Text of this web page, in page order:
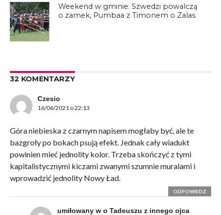
Weekend w gminie. Szwedzi powalczą
o zamek, Pumbaa z Timonem o Zalas
32 KOMENTARZY
Czesio
16/06/2021 o 22:13
Góra niebieska z czarnym napisem mogłaby być, ale te
bazgroły po bokach psują efekt. Jednak cały wiadukt
powinien mieć jednolity kolor. Trzeba skończyć z tymi
kapitalistycznymi kiczami zwanymi szumnie muralami i
wprowadzić jednolity Nowy Ład.
ODPOWIEDZ
umiłowany w o Tadeuszu z innego ojca